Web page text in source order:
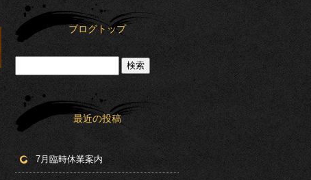
ブログトップ
最近の投稿
7月臨時休業案内